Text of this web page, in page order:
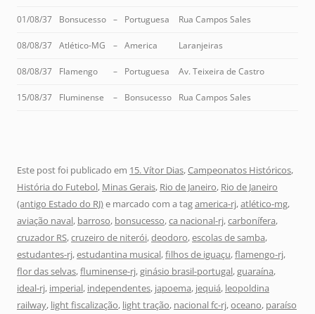
01/08/37 Bonsucesso – Portuguesa Rua Campos Sales
08/08/37 Atlético-MG – America Laranjeiras
08/08/37 Flamengo – Portuguesa Av. Teixeira de Castro
15/08/37 Fluminense – Bonsucesso Rua Campos Sales
Este post foi publicado em 15. Vítor Dias,Campeonatos Históricos,
História do Futebol, Minas Gerais, Rio de Janeiro, Rio de Janeiro
(antigo Estado do RJ)e marcado com a tagamerica-rj,atlético-mg,
aviação naval, barroso, bonsucesso,ca nacional-rj,carbonífera,
cruzador RS,cruzeiro de niterói,deodoro,escolas de samba,
estudantes-rj,estudantina musical,filhos de iguaçu,flamengo-rj,
flor das selvas,fluminense-rj,ginásio brasil-portugal,guaraína,
ideal-rj, imperial, independentes, japoema, jequiá, leopoldina
railway, light fiscalização, light tração, nacional fc-rj,oceano, paraíso